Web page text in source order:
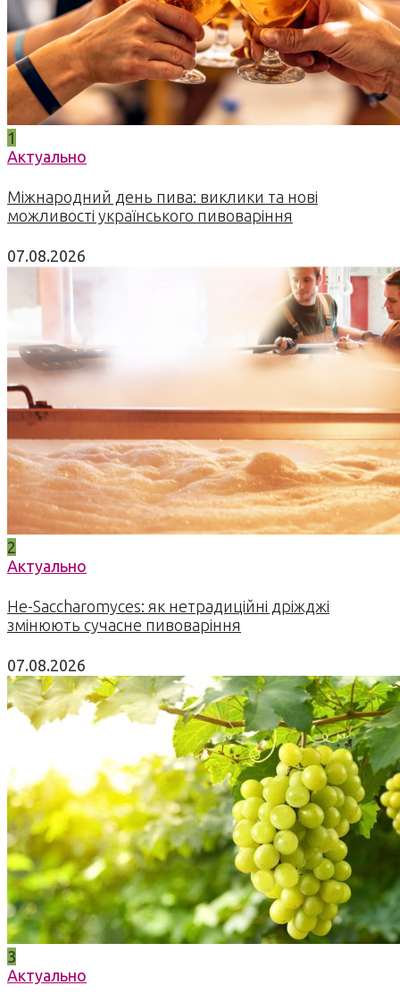
1
Актуально
Міжнародний день пива: виклики та нові
можливості українського пивоваріння
07.08.2026
2
Актуально
Не-Saccharomyces: як нетрадиційні дріжджі
змінюють сучасне пивоваріння
07.08.2026
3
Актуально